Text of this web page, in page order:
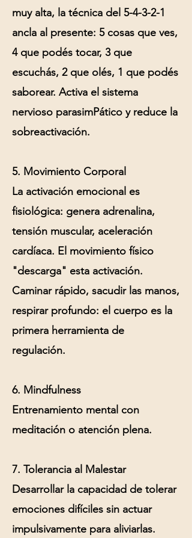
muy alta, la técnica del 5-4-3-2-1
ancla al presente: 5 cosas que ves,
4 que podés tocar, 3 que
escuchás, 2 que olés, 1 que podés
saborear. Activa el sistema
nervioso parasimPático y reduce la
sobreactivación.
5. Movimiento Corporal
La activación emocional es
fisiológica: genera adrenalina,
tensión muscular, aceleración
cardíaca. El movimiento físico
"descarga" esta activación.
Caminar rápido, sacudir las manos,
respirar profundo: el cuerpo es la
primera herramienta de
regulación.
6. Mindfulness
Entrenamiento mental con
meditación o atención plena.
7. Tolerancia al Malestar
Desarrollar la capacidad de tolerar
emociones difíciles sin actuar
impulsivamente para aliviarlas.